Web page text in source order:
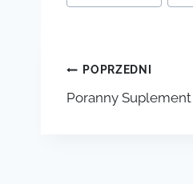
wpisu:
Nawigacja
wpisu
POPRZEDNI
Poranny